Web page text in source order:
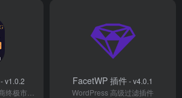
- v1.0.2
FacetWP 插件- v4.0.1
WordPress 高级过滤插件